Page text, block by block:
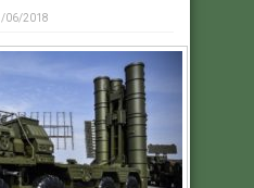
06/2018